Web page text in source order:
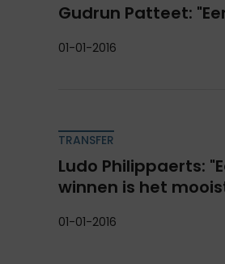
Gudrun Patteet:
01-01-2016
TRANSFER
Ludo Philippaerts:
winnen is het
01-01-2016